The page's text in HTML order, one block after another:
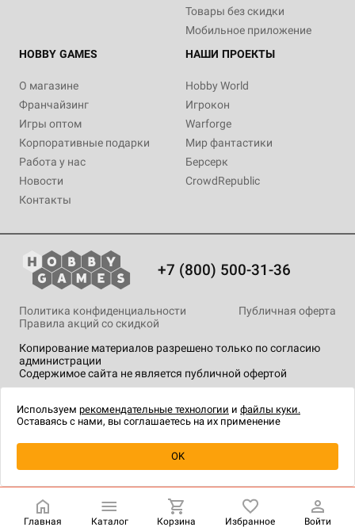
Уведомить о наличии
Товары без скидки
Мобильное приложение
HOBBY GAMES
О магазине
Франчайзинг
Игры оптом
Корпоративные подарки
Работа у нас
Новости
Контакты
НАШИ ПРОЕКТЫ
Hobby World
Игрокон
Warforge
Мир фантастики
Берсерк
CrowdRepublic
+7 (800) 500-31-36
Копирование материалов разрешено только по согласию
администрации
Содержимое сайта не является публичной офертой
Политика конфиденциальности
Публичная оферта
Правила акций со скидкой
технологии.
Главная Каталог Корзина Избранное Войти
Используем рекомендательные технологии и файлы куки.
Оставаясь с нами, вы соглашаетесь на их применение
OK